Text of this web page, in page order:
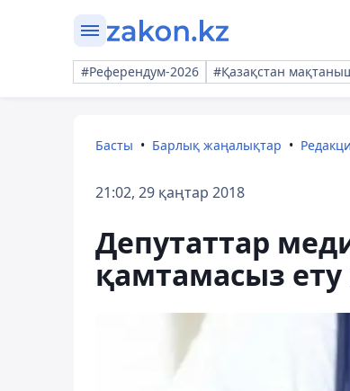
#Референдум-2026 #Қазақстан
Басты Барлық жаңалықтар
21:02, 29 қаңтар 2018
Депутаттар
қамтамасыз ету